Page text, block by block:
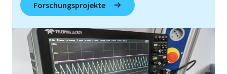
Forschungsprojekte